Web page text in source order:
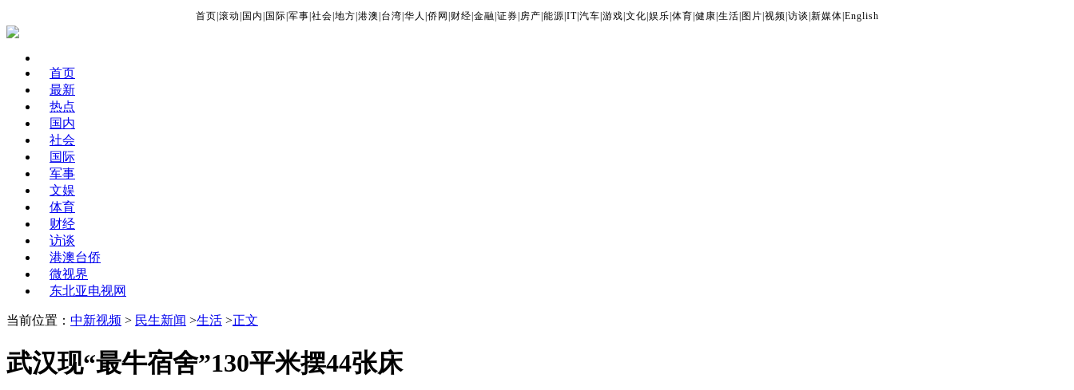
首页 滚动 国内 国际 军事 社会 地方 港澳 台湾 华人 侨网 财经 金融 证券 房产 能源 IT| 汽车 游戏 文化 娱乐 体育 健康 生活 图片 视频 访谈 新媒体 English
首页
最新
热点
国内
社会
国际
军事
文娱
体育
财经
访谈
港澳台侨
微视界
东北亚电视网
当前位置： 中新视频 > 民生新闻 >生活 >正文
武汉现“最牛宿舍”130平米摆44张床